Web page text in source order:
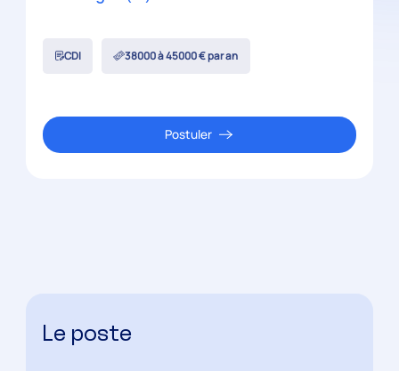
CDI 38000 à 45000 € par an
Postuler
Le poste